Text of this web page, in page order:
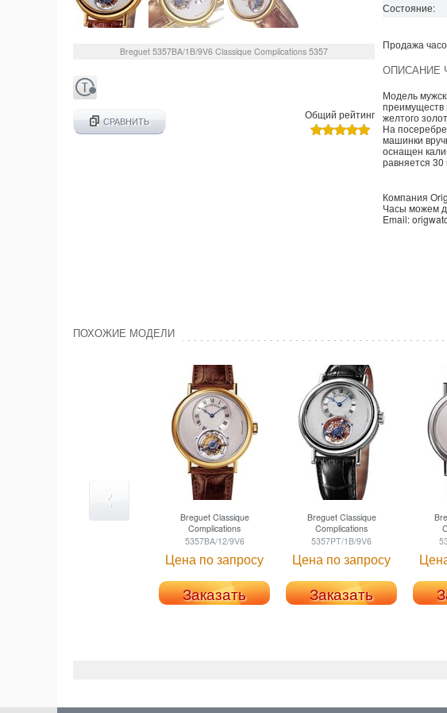
Breguet 5357BA/1B/9V6 Classique Complications 5357
СРАВНИТЬ
Общий рейтинг
Состояние:
Продажа
ОПИСАНИЕ
Модель
преимуществ
желтого
На
машинки
оснащен
равняется
Компания
Часы можем
Email:
ПОХОЖИЕ МОДЕЛИ
BreguetClassique
Complications
5357BA/12/9V6
Цена по запросу
Заказать
BreguetClassique
Complications
5357PT/1B/9V6
Цена по запросу
Заказать